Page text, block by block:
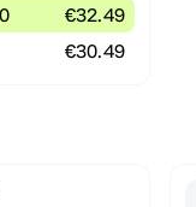
€32.49
€30.49